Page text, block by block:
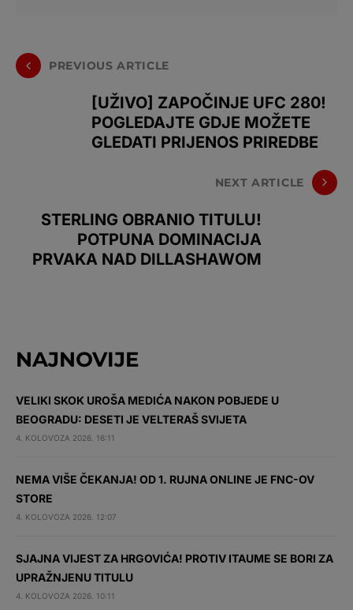
PREVIOUS ARTICLE
[UŽIVO] ZAPOČINJE UFC 280!
POGLEDAJTE GDJE MOŽETE
GLEDATI PRIJENOS PRIREDBE
NEXT ARTICLE
STERLING OBRANIO TITULU!
POTPUNA DOMINACIJA
PRVAKA NAD DILLASHAWOM
NAJNOVIJE
VELIKI SKOK UROŠA MEDIĆA NAKON POBJEDE U
BEOGRADU: DESETI JE VELTERAŠ SVIJETA
4. KOLOVOZA 2026. 16:11
NEMA VIŠE ČEKANJA! OD 1. RUJNA ONLINE JE FNC-OV
STORE
4. KOLOVOZA 2026. 12:07
SJAJNA VIJEST ZA HRGOVIĆA! PROTIV ITAUME SE BORI ZA
UPRAŽNJENU TITULU
4. KOLOVOZA 2026. 10:11